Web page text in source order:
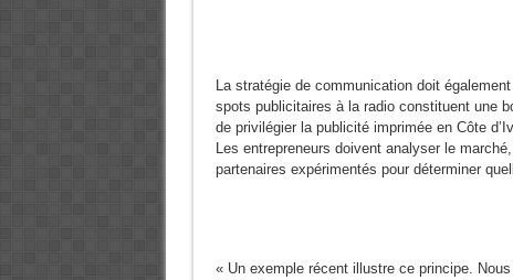
La stratégie de communication doit
spots publicitaires à la radio constituent une
de privilégier la publicité imprimée en Côte
Les entrepreneurs doivent analyser le
partenaires expérimentés pour déterminer
« Un exemple récent illustre ce principe.